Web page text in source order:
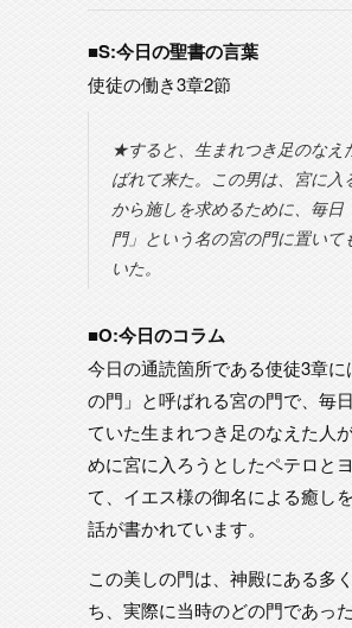
■S:今日の聖書の言葉
使徒の働き3章2節
★すると、生まれつき足のなえ
ばれて来た。この男は、宮に入
から施しを求めるために、毎日
門」という名の宮の門に置いて
いた。
■O:今日のコラム
今日の通読箇所である使徒3章に
の門」と呼ばれる宮の門で、毎
ていた生まれつき足のなえた人
めに宮に入ろうとしたペテロと
て、イエス様の御名による癒し
話が書かれています。
この美しの門は、神殿にある多
ち、実際に当時のどの門であっ